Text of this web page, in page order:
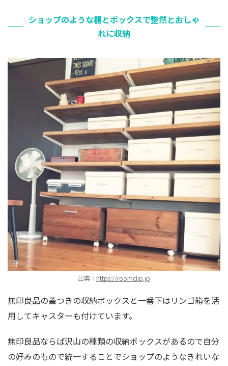
ショップのような棚とボックスで整然とおしゃ
れに収納
出典： https://roomclip.jp
無印良品の蓋つきの収納ボックスと一番下はリンゴ箱を活
用してキャスターも付けています。
無印良品ならば沢山の種類の収納ボックスがあるので自分
の好みのもので統一することでショップのようなきれいな